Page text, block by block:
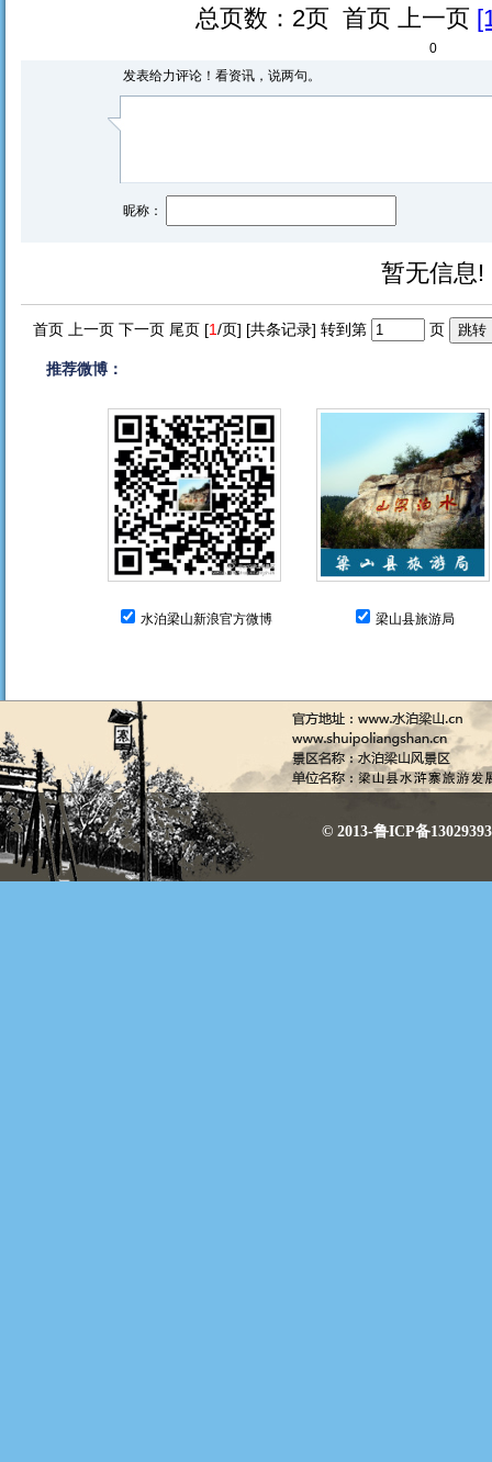
总页数：2页 首页 上一页
0
发表给力评论！看资讯，说两句。
昵称：
暂无信息!
首页 上一页 下一页 尾页 [1/页] [共条记录] 转到第 页
推荐微博：
水泊梁山新浪官方微博 梁山县旅游局
© 2013-鲁ICP备